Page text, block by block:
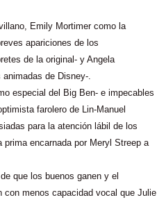
Emily Mortimer como la
apariciones de los
de la original- y Angela
de Disney-.
especial del Big Ben- e impecables
farolero de Lin-Manuel
para la atención lábil de los
encarnada por Meryl Streep a
que los buenos ganen y el
menos capacidad vocal que Julie